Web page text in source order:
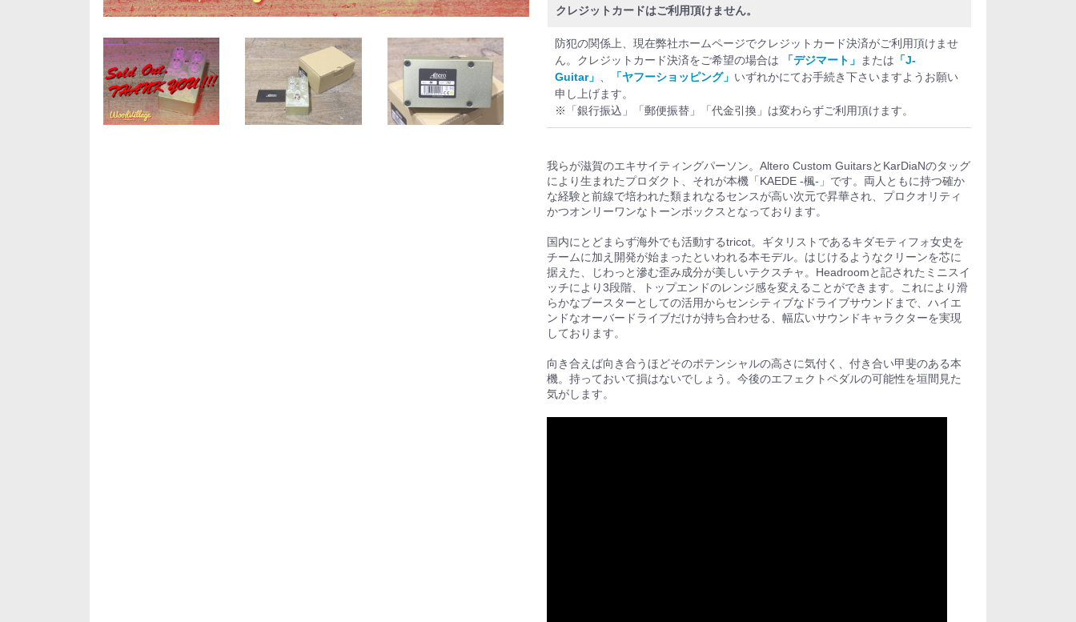
クレジットカードはご利用頂けません。
防犯の関係上、現在弊社ホームページでクレジットカード決済がご利用頂けませ
ん。クレジットカード決済をご希望の場合は
「デジマート」 または 「J-
Guitar」
「ヤフーショッピング」 いずれかにてお手続き下さいますようお願い
申し上げます。
※「銀行振込」「郵便振替」「代金引換」は変わらずご利用頂けます。
我らが滋賀のエキサイティングパーソン。Altero Custom GuitarsとKarDiaNのタッグ
により生まれたプロダクト、それが本機「KAEDE -楓-」です。両人ともに持つ確か
な経験と前線で培われた類まれなるセンスが高い次元で昇華され、プロクオリティ
かつオンリーワンなトーンボックスとなっております。
国内にとどまらず海外でも活動するtricot。ギタリストであるキダモティフォ女史を
チームに加え開発が始まったといわれる本モデル。はじけるようなクリーンを芯に
据えた、じわっと滲む歪み成分が美しいテクスチャ。Headroomと記されたミニスイ
ッチにより3段階、トップエンドのレンジ感を変えることができます。これにより滑
らかなブースターとしての活用からセンシティブなドライブサウンドまで、ハイエ
ンドなオーバードライブだけが持ち合わせる、幅広いサウンドキャラクターを実現
しております。
向き合えば向き合うほどそのポテンシャルの高さに気付く、付き合い甲斐のある本
機。持っておいて損はないでしょう。今後のエフェクトペダルの可能性を垣間見た
気がします。